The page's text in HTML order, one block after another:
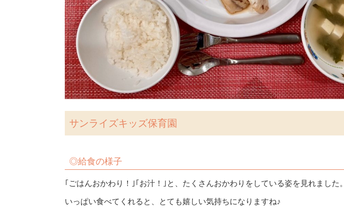
サンライズキッズ保育園
◎給食の様子
｢ごはんおかわり！｣｢お汁！｣と、たくさんおかわりをしている姿を見れました。
いっぱい食べてくれると、とても嬉しい気持ちになりますね♪